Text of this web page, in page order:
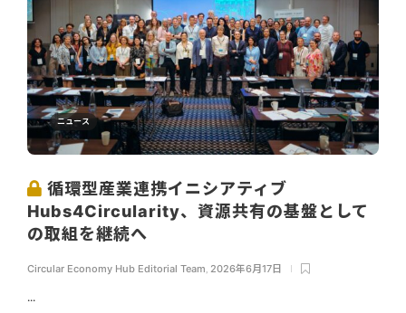
ニュース
循環型産業連携イニシアティブ
Hubs4Circularity、資源共有の基盤として
の取組を継続へ
Circular Economy Hub Editorial Team 2026年6月17日
...